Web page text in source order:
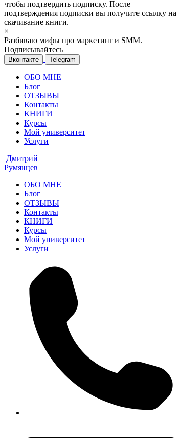
чтобы подтвердить подписку. После
подтверждения подписки вы получите ссылку на
скачивание книги.
×
Разбиваю мифы про маркетинг и SMM.
Подписывайтесь
Вконтакте Telegram
ОБО МНЕ
Блог
ОТЗЫВЫ
Контакты
КНИГИ
Курсы
Мой университет
Услуги
Дмитрий
Румянцев
ОБО МНЕ
Блог
ОТЗЫВЫ
Контакты
КНИГИ
Курсы
Мой университет
Услуги